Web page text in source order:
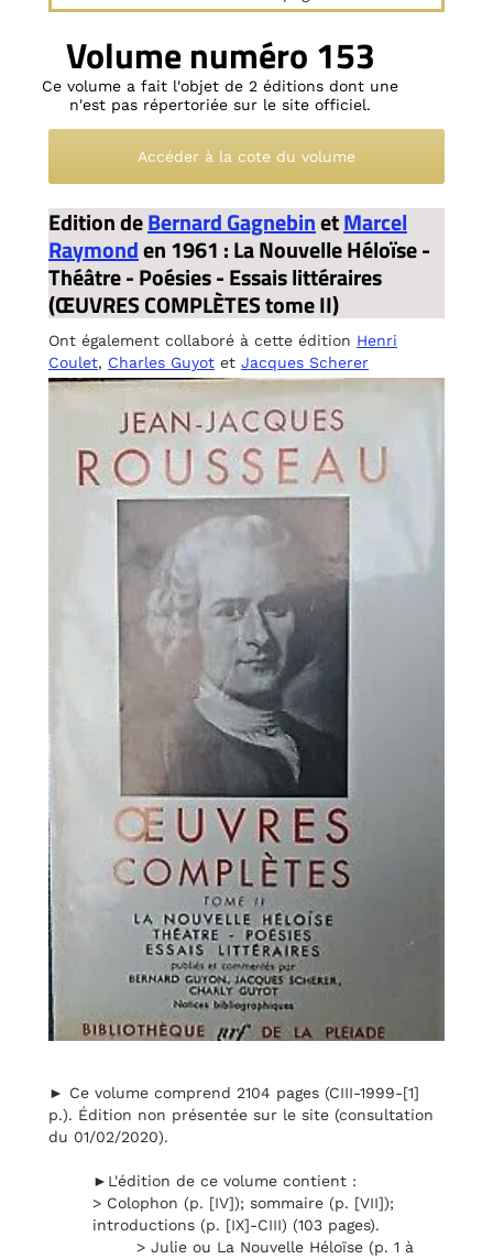
Volume numéro 153
Ce volume a fait l'objet de 2 éditions dont une
n'est pas répertoriée sur le site officiel.
Edition deBernard GagnebinetMarcel
Raymonden 1961 : La Nouvelle Héloïse -
Théâtre - Poésies - Essais littéraires
(ŒUVRES COMPLÈTES tome II)
Ont également collaboré à cette édition Henri
Coulet, Charles Guyot et Jacques Scherer
Accéder à la cote du volume
► Ce volume comprend 2104 pages (CIII-1999-[1]
p.). Édition non présentée sur le site (consultation
du 01/02/2020).
►L'édition de ce volume contient :
> Colophon (p. [IV]); sommaire (p. [VII]);
introductions (p. [IX]-CIII) (103 pages).
> Julie ou La Nouvelle Héloïse (p. 1 à